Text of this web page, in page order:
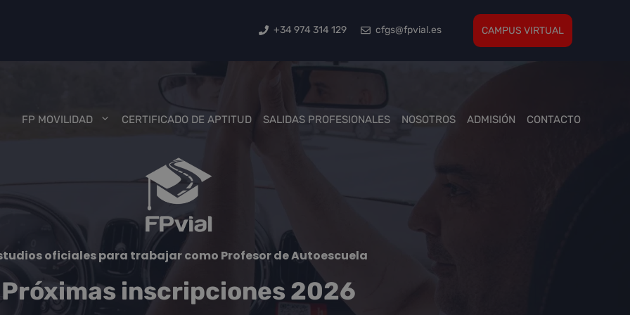
+34 974 314 129 cfgs@fpvial.es CAMPUS VIRTUAL
FP MOVILIDAD CERTIFICADO DE APTITUD SALIDAS PROFESIONALES NOSOTROS ADMISIÓN CONTACTO
oficiales para trabajar como Profesor de Autoescuela
Próximas inscripciones 2026